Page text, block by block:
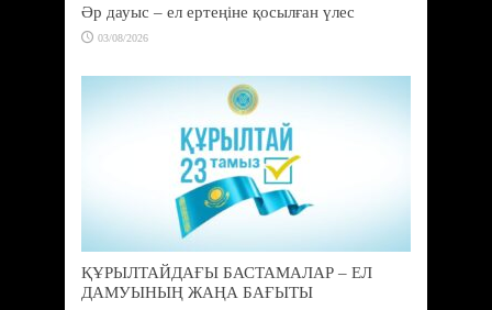
Әр дауыс – ел ертеңіне қосылған үлес
03/08/2026
ҚҰРЫЛТАЙДАҒЫ БАСТАМАЛАР – ЕЛ
ДАМУЫНЫҢ ЖАҢА БАҒЫТЫ